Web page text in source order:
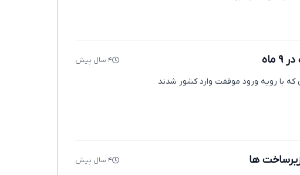
۴ سال پیش
۱۴۰۰، ارزش کالاهای که با رویه ورود موقفت وارد کشور شدند
۴ سال پیش ها